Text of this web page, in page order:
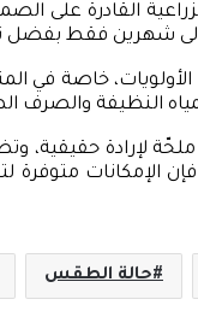
القادرة على
شهرين فقط بفضل
خاصة في
ملحّة لإرادة
الإمكانات متوفرة
حالة الطقس